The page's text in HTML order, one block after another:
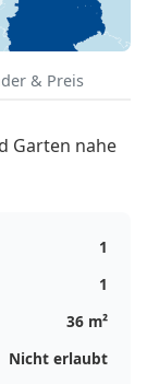
& Preis
Garten nahe
1
1
36 m²
Nicht erlaubt